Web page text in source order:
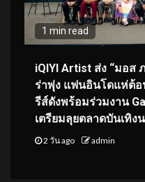
1 min read
iQIYI Artist ส่ง “มอส
ร่าพุ่ง แฟนอินโดแห่ต้
รีส์ดังพร้อมร่วมงาน
เตรียมลุยตลาดบันเทิง
2 วัน ago admin